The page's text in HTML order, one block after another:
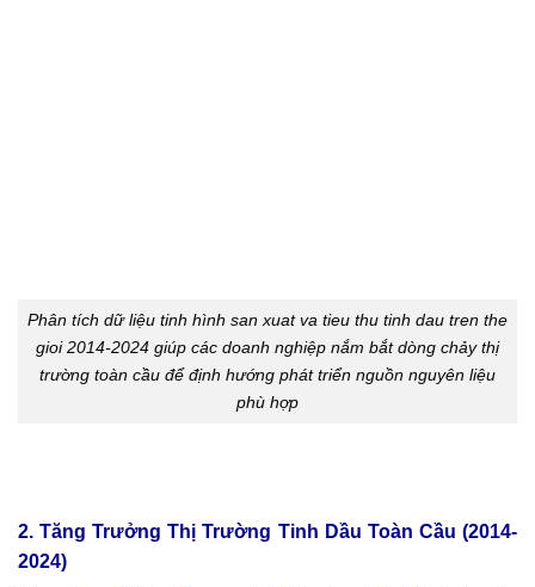
Phân tích dữ liệu tinh hình san xuat va tieu thu tinh dau tren the
gioi 2014-2024 giúp các doanh nghiệp nắm bắt dòng chảy thị
trường toàn cầu để định hướng phát triển nguồn nguyên liệu
phù hợp
2. Tăng Trưởng Thị Trường Tinh Dầu Toàn Cầu (2014-
2024)